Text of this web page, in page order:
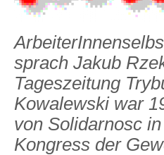
sprach Jakub
Tageszeitung
Kowalewski war
von Solidarnosc
Kongress der